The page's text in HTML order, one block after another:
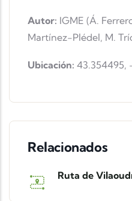
Autor: IGME (Á.
Martínez-Plédel, M.
Ubicación: 43.354495,
Relacionados
Ruta de